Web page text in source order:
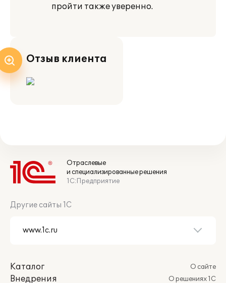
пройти также уверенно.
Отзыв клиента
Отраслевые
и специализированные решения
1С:Предприятие
Другие сайты 1С
Каталог
Внедрения
О сайте
О решениях 1С